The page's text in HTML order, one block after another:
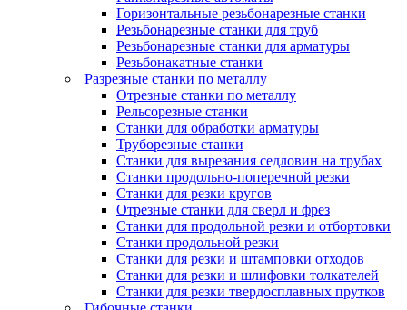
Горизонтальные резьбонарезные станки
Резьбонарезные станки для труб
Резьбонарезные станки для арматуры
Резьбонакатные станки
Разрезные станки по металлу
Отрезные станки по металлу
Рельсорезные станки
Станки для обработки арматуры
Труборезные станки
Станки для вырезания седловин на трубаx
Станки продольно-поперечной резки
Станки для резки кругов
Отрезные станки для сверл и фрез
Станки для продольной резки и отбортовки
Станки продольной резки
Станки для резки и штамповки отходов
Станки для резки и шлифовки толкателей
Станки для резки твердосплавных прутков